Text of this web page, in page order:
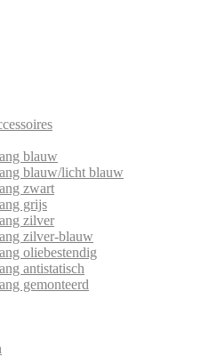
blauw
blauw/licht blauw
zwart
grijs
zilver
zilver-blauw
oliebestendig
antistatisch
gemonteerd